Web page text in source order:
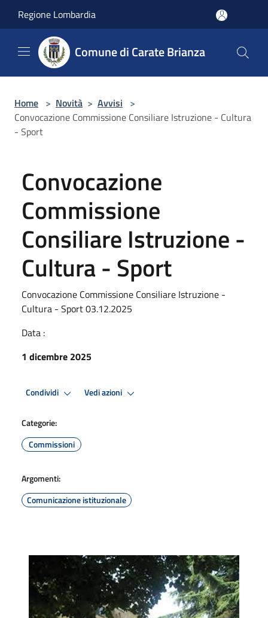
Regione Lombardia
Comune di Carate Brianza
Home > Novità > Avvisi >
Convocazione Commissione Consiliare Istruzione - Cultura
- Sport
Convocazione
Commissione
Consiliare Istruzione -
Cultura - Sport
Convocazione Commissione Consiliare Istruzione -
Cultura - Sport 03.12.2025
Data :
1 dicembre 2025
Condividi Vedi azioni
Categorie:
Commissioni
Argomenti:
Comunicazione istituzionale